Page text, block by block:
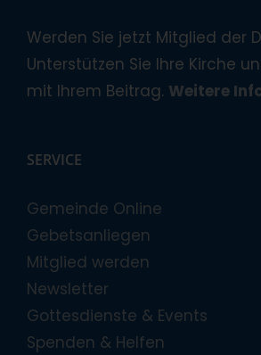
Werden Sie jetzt Mitglied der
Unterstützen Sie Ihre Kirche
mit Ihrem Beitrag. Weitere
SERVICE
Gemeinde Online
Gebetsanliegen
Mitglied werden
Newsletter
Gottesdienste & Events
Spenden & Helfen